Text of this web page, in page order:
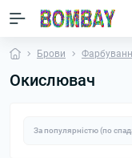
Брови
Окислювач